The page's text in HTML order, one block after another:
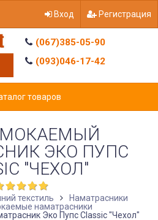
Вход Регистрация
(067)385-05-90
(093)046-17-42
товаров
ЭКО ПУПС
"ЧЕХОЛ"
текстиль
Наматрасники
наматрасники
Эко Пупс Classic "Чехол"